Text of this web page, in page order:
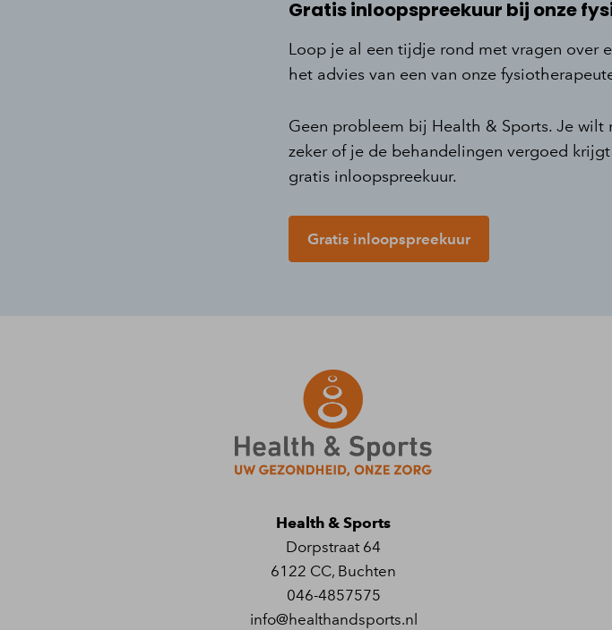
Gratis inloopspreekuur bij onze
Loop je al een tijdje rond met vragen over
het advies van een van onze
Geen probleem bij Health & Sports. Je
zeker of je de behandelingen vergoed
gratis inloopspreekuur.
Gratis inloopspreekuur
Health & Sports
Dorpstraat 64
6122 CC, Buchten
046-4857575
info@healthandsports.nl